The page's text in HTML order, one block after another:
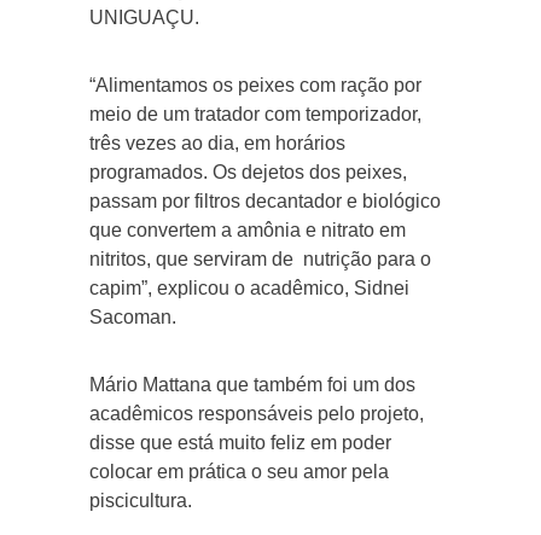
UNIGUAÇU.
“Alimentamos os peixes com ração por
meio de um tratador com temporizador,
três vezes ao dia, em horários
programados. Os dejetos dos peixes,
passam por filtros decantador e biológico
que convertem a amônia e nitrato em
nitritos, que serviram de nutrição para o
capim”, explicou o acadêmico, Sidnei
Sacoman.
Mário Mattana que também foi um dos
acadêmicos responsáveis pelo projeto,
disse que está muito feliz em poder
colocar em prática o seu amor pela
piscicultura.